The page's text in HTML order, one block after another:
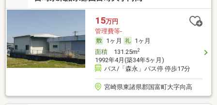
15万円
管理費等-
1ヶ月
1ヶ月
面積131.25m2
1992年4月(築34年5ヶ月)
バス/「森永」バス停 停歩17分
宮崎県東諸県郡国富町大字向高